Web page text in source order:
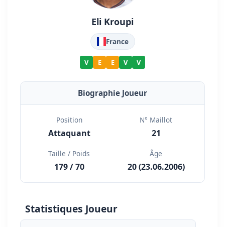
Eli Kroupi
France
V E E V V
Biographie Joueur
Position
Attaquant
N° Maillot
21
Taille / Poids
179 / 70
Âge
20 (23.06.2006)
Statistiques Joueur